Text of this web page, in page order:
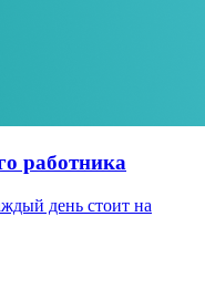
работника
день стоит на